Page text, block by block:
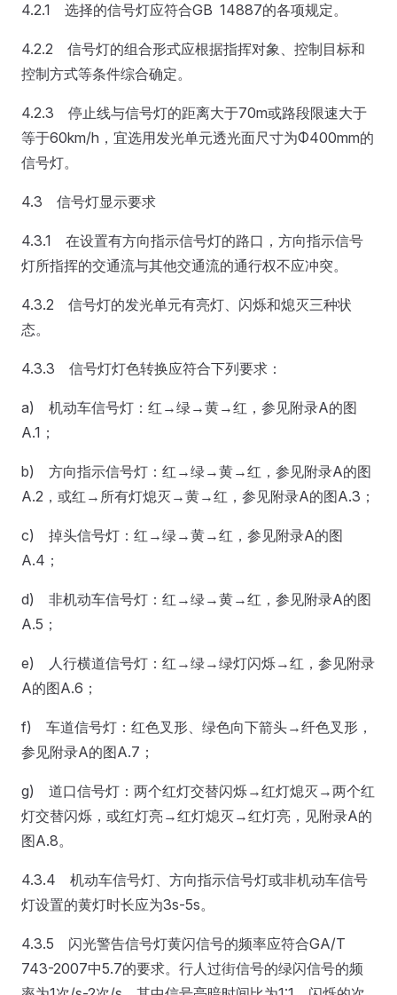
4.2.1 选择的信号灯应符合GB 14887的各项规定。
4.2.2 信号灯的组合形式应根据指挥对象、控制目标和
控制方式等条件综合确定。
4.2.3 停止线与信号灯的距离大于70m或路段限速大于
等于60km/h，宜选用发光单元透光面尺寸为Φ400mm的
信号灯。
4.3 信号灯显示要求
4.3.1 在设置有方向指示信号灯的路口，方向指示信号
灯所指挥的交通流与其他交通流的通行权不应冲突。
4.3.2 信号灯的发光单元有亮灯、闪烁和熄灭三种状
态。
4.3.3 信号灯灯色转换应符合下列要求：
a) 机动车信号灯：红→绿→黄→红，参见附录A的图
A.1；
b) 方向指示信号灯：红→绿→黄→红，参见附录A的图
A.2，或红→所有灯熄灭→黄→红，参见附录A的图A.3；
c) 掉头信号灯：红→绿→黄→红，参见附录A的图
A.4；
d) 非机动车信号灯：红→绿→黄→红，参见附录A的图
A.5；
e) 人行横道信号灯：红→绿→绿灯闪烁→红，参见附录
A的图A.6；
f) 车道信号灯：红色叉形、绿色向下箭头→纤色叉形，
参见附录A的图A.7；
g) 道口信号灯：两个红灯交替闪烁→红灯熄灭→两个红
灯交替闪烁，或红灯亮→红灯熄灭→红灯亮，见附录A的
图A.8。
4.3.4 机动车信号灯、方向指示信号灯或非机动车信号
灯设置的黄灯时长应为3s-5s。
4.3.5 闪光警告信号灯黄闪信号的频率应符合GA/T
743-2007中5.7的要求。行人过街信号的绿闪信号的频